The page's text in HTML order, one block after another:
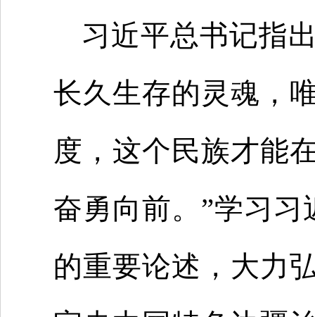
习近平总书记指
长久生存的灵魂，
度，这个民族才能
奋勇向前。”学习
的重要论述，大力